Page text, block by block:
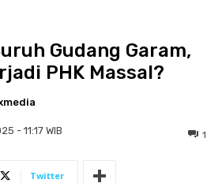
Gudang Garam,
PHK Massal?
- 11:17 WIB 1
Twitter